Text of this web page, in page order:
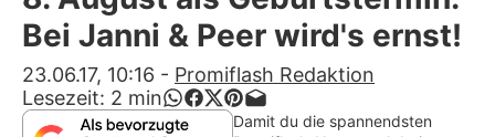
Alle Themen auf Promiflash
App runterladen
Bei Janni & Peer wird's ernst!
23.06.17, 10:16 - Promiflash Redaktion
Lesezeit: 2 min
Damit du die spannendsten